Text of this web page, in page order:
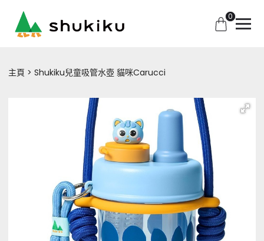
0
主頁 Shukiku兒童吸管水壺 貓咪Carucci